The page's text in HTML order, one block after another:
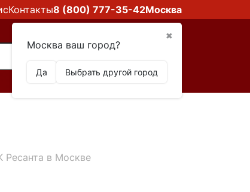
Контакты8 (800) 777-35-42Москва
✖
Москва ваш город?
Да Выбрать другой город
в Москве